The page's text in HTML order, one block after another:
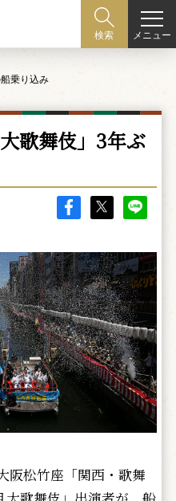
検索 メニュー
乗り込み
歌舞伎」3年ぶ
阪松竹座「関西・歌舞